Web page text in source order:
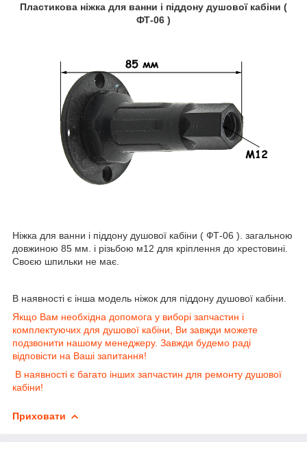
Пластикова ніжка для ванни і піддону душової кабіни (
ФТ-06 )
Ніжка для ванни і піддону душової кабіни ( ФТ-06 ). загальною
довжиною 85 мм. і різьбою м12 для кріплення до хрестовині.
Своєю шпильки не має.
В наявності є інша модель ніжок для піддону душової кабіни.
Якщо Вам необхідна допомога у виборі запчастин і
комплектуючих для душової кабіни, Ви завжди можете
подзвонити нашому менеджеру. Завжди будемо раді
відповісти на Ваші запитання!
В наявності є багато інших запчастин для ремонту душової
кабіни!
Приховати